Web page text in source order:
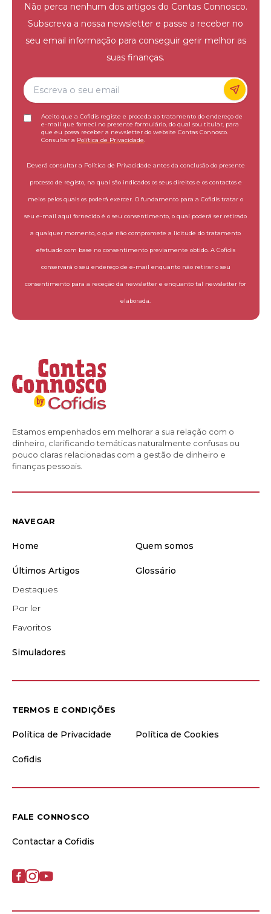
Não perca nenhum dos artigos do Contas Connosco.
Subscreva a nossa newsletter e passe a receber no
seu email informação para conseguir gerir melhor as
suas finanças.
Aceito que a Cofidis registe e proceda ao tratamento do endereço de
e-mail que forneci no presente formulário, do qual sou titular, para
que eu possa receber a newsletter do website Contas Connosco.
Consultar a Política de Privacidade
Deverá consultar a Política de Privacidade antes da conclusão do presente
processo de registo, na qual são indicados os seus direitos e os contactos e
meios pelos quais os poderá exercer. O fundamento para a Cofidis tratar o
seu e-mail aqui fornecido é o seu consentimento, o qual poderá ser retirado
a qualquer momento, o que não compromete a licitude do tratamento
efetuado com base no consentimento previamente obtido. A Cofidis
conservará o seu endereço de e-mail enquanto não retirar o seu
consentimento para a receção da newsletter e enquanto tal newsletter for
elaborada.
Estamos empenhados em melhorar a sua relação com o
dinheiro, clarificando temáticas naturalmente confusas ou
pouco claras relacionadas com a gestão de dinheiro e
finanças pessoais.
NAVEGAR
Home Quem somos
Últimos Artigos
Destaques
Por ler
Favoritos
Glossário
Simuladores
TERMOS E CONDIÇÕES
Política de Privacidade Política de Cookies
Cofidis
FALE CONNOSCO
Contactar a Cofidis